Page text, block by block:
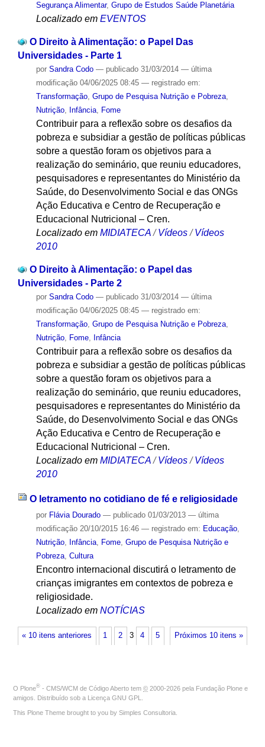
Segurança Alimentar, Grupo de Estudos Saúde Planetária
Localizado em EVENTOS
O Direito à Alimentação: o Papel Das
Universidades - Parte 1
por Sandra Codo — publicado31/03/2014 — última
modificação04/06/2025 08:45 — registrado em:
Transformação, Grupo de Pesquisa Nutrição e Pobreza,
Nutrição, Infância, Fome
Contribuir para a reflexão sobre os desafios da
pobreza e subsidiar a gestão de políticas públicas
sobre a questão foram os objetivos para a
realização do seminário, que reuniu educadores,
pesquisadores e representantes do Ministério da
Saúde, do Desenvolvimento Social e das ONGs
Ação Educativa e Centro de Recuperação e
Educacional Nutricional – Cren.
Localizado em MIDIATECA /Vídeos /Vídeos
2010
O Direito à Alimentação: o Papel das
Universidades - Parte 2
por Sandra Codo — publicado31/03/2014 — última
modificação04/06/2025 08:45 — registrado em:
Transformação, Grupo de Pesquisa Nutrição e Pobreza,
Nutrição, Fome, Infância
Contribuir para a reflexão sobre os desafios da
pobreza e subsidiar a gestão de políticas públicas
sobre a questão foram os objetivos para a
realização do seminário, que reuniu educadores,
pesquisadores e representantes do Ministério da
Saúde, do Desenvolvimento Social e das ONGs
Ação Educativa e Centro de Recuperação e
Educacional Nutricional – Cren.
Localizado em MIDIATECA /Vídeos /Vídeos
2010
O letramento no cotidiano de fé e religiosidade
por Flávia Dourado — publicado01/03/2013 — última
modificação20/10/2015 16:46 — registrado em: Educação,
Nutrição, Infância, Fome, Grupo de Pesquisa Nutrição e
Pobreza, Cultura
Encontro internacional discutirá o letramento de
crianças imigrantes em contextos de pobreza e
religiosidade.
Localizado em NOTÍCIAS
« 10 itens anteriores Próximos 10 itens »
1 2 3 4 5
O Plone® - CMS/WCM de Código Aberto tem © 2000-2026 pela Fundação Plone e
amigos. Distribuído sob a Licença GNU GPL
This Plone Theme brought to you by Simples Consultoria